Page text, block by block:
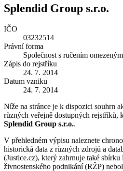
Splendid Group s.r.o.
IČO
03232514
Právní forma
Společnost s ručením omezeným
Zápis do rejstříku
24. 7. 2014
Datum vzniku
24. 7. 2014
Níže na stránce je k dispozici souhrn
různých veřejně dostupných rejstříků,
Splendid Group s.r.o..
V přehledném výpisu naleznete
historická data z různých zdrojů a
(Justice.cz), který zahrnuje také sbírku
živnostenského podnikání (RŽP)